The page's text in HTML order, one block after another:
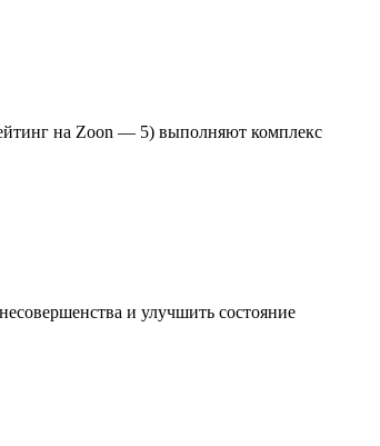
на Zoon — 5) выполняют комплекс
и улучшить состояние